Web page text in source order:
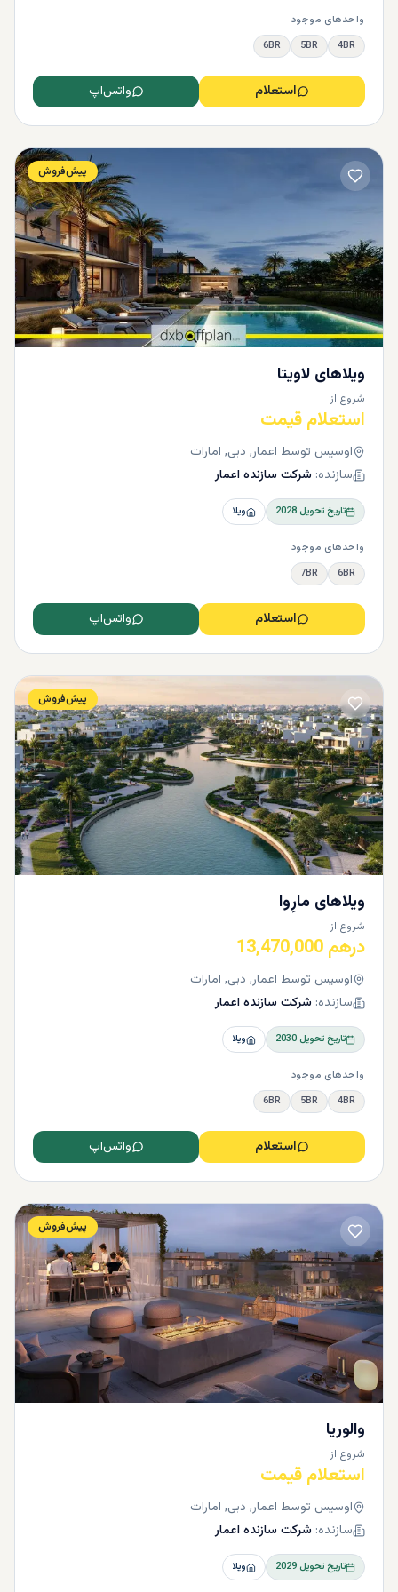
واحدهای موجود
4BR
5BR
6BR
استعلام واتس‌اپ
پیش‌فروش
ویلاهای لاویتا
شروع از
استعلام قیمت
اوسیس توسط اعمار, دبی, امارات
سازنده: شرکت سازنده اعمار
تاریخ تحویل2028 ویلا
واحدهای موجود
6BR
7BR
استعلام واتس‌اپ
پیش‌فروش
ویلاهای مارِوا
شروع از
درهم 13,470,000
اوسیس توسط اعمار, دبی, امارات
سازنده: شرکت سازنده اعمار
تاریخ تحویل2030 ویلا
واحدهای موجود
4BR
5BR
6BR
استعلام واتس‌اپ
پیش‌فروش
والوریا
شروع از
استعلام قیمت
اوسیس توسط اعمار, دبی, امارات
سازنده: شرکت سازنده اعمار
تاریخ تحویل2029 ویلا